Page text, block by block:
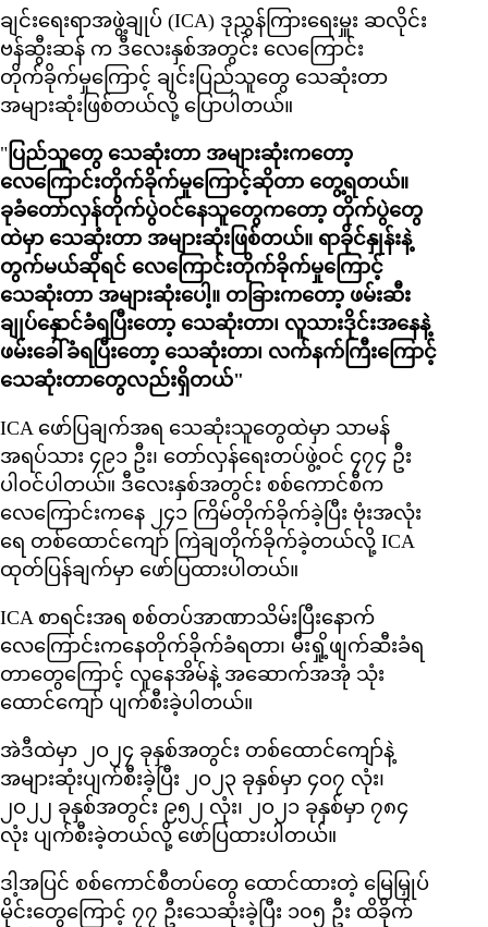
ချင်းရေးရာအဖွဲ့ချုပ် (ICA) ဒုညွှန်ကြားရေးမှူး ဆလိုင်း
ဗန်ဆွီးဆန် က ဒီလေးနှစ်အတွင်း လေကြောင်း
တိုက်ခိုက်မှုကြောင့် ချင်းပြည်သူတွေ သေဆုံးတာ
အများဆုံးဖြစ်တယ်လို့ ပြောပါတယ်။
" ပြည်သူတွေ သေဆုံးတာ အများဆုံးကတော့
လေကြောင်းတိုက်ခိုက်မှုကြောင့်ဆိုတာ တွေ့ရတယ်။
ခုခံတော်လှန်တိုက်ပွဲဝင်နေသူတွေကတော့ တိုက်ပွဲတွေ
ထဲမှာ သေဆုံးတာ အများဆုံးဖြစ်တယ်။ ရာခိုင်နှုန်းနဲ့
တွက်မယ်ဆိုရင် လေကြောင်းတိုက်ခိုက်မှုကြောင့်
သေဆုံးတာ အများဆုံးပေါ့။ တခြားကတော့ ဖမ်းဆီး
ချုပ်နှောင်ခံရပြီးတော့ သေဆုံးတာ၊ လူသားဒိုင်းအနေနဲ့
ဖမ်းခေါ်ခံရပြီးတော့ သေဆုံးတာ၊ လက်နက်ကြီးကြောင့်
သေဆုံးတာတွေလည်းရှိတယ်"
ICA ဖော်ပြချက်အရ သေဆုံးသူတွေထဲမှာ သာမန်
အရပ်သား ၄၉၁ ဦး၊ တော်လှန်ရေးတပ်ဖွဲ့ဝင် ၄၇၄ ဦး
ပါဝင်ပါတယ်။ ဒီလေးနှစ်အတွင်း စစ်ကောင်စီက
လေကြောင်းကနေ ၂၄၁ ကြိမ်တိုက်ခိုက်ခဲ့ပြီး ဗုံးအလုံး
ရေ တစ်ထောင်ကျော် ကြဲချတိုက်ခိုက်ခဲ့တယ်လို့ ICA
ထုတ်ပြန်ချက်မှာ ဖော်ပြထားပါတယ်။
ICA စာရင်းအရ စစ်တပ်အာဏာသိမ်းပြီးနောက်
လေကြောင်းကနေတိုက်ခိုက်ခံရတာ၊ မီးရှို့ဖျက်ဆီးခံရ
တာတွေကြောင့် လူနေအိမ်နဲ့ အဆောက်အအုံ သုံး
ထောင်ကျော် ပျက်စီးခဲ့ပါတယ်။
အဲဒီထဲမှာ ၂ဝ၂၄ ခုနှစ်အတွင်း တစ်ထောင်ကျော်နဲ့
အများဆုံးပျက်စီးခဲ့ပြီး ၂ဝ၂၃ ခုနှစ်မှာ ၄ဝ၇ လုံး၊
၂ဝ၂၂ ခုနှစ်အတွင်း ၉၅၂ လုံး၊ ၂ဝ၂၁ ခုနှစ်မှာ ၇၈၄
လုံး ပျက်စီးခဲ့တယ်လို့ ဖော်ပြထားပါတယ်။
ဒါ့အပြင် စစ်ကောင်စီတပ်တွေ ထောင်ထားတဲ့ မြေမြှုပ်
မိုင်းတွေကြောင့် ၇၇ ဦးသေဆုံးခဲ့ပြီး ၁၀၅ ဦး ထိခိုက်